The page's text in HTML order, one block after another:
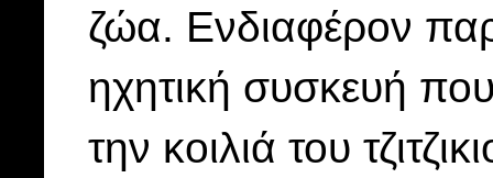
ζώα. Ενδιαφέρον
ηχητική συσκευή
την κοιλιά του